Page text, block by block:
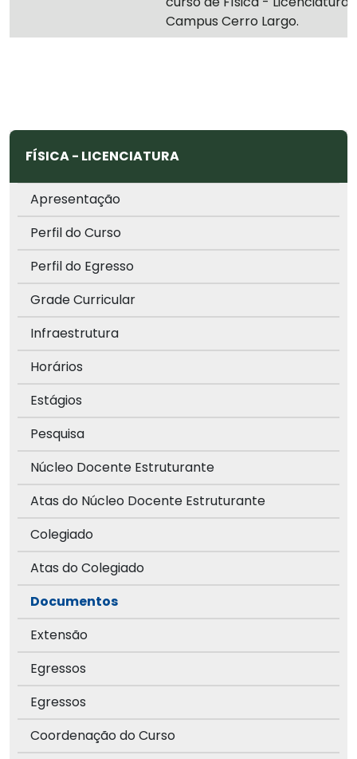
Campus Cerro Largo.
FÍSICA - LICENCIATURA
Apresentação
Perfil do Curso
Perfil do Egresso
Grade Curricular
Infraestrutura
Horários
Estágios
Pesquisa
Núcleo Docente Estruturante
Atas do Núcleo Docente Estruturante
Colegiado
Atas do Colegiado
Documentos
Extensão
Egressos
Egressos
Coordenação do Curso